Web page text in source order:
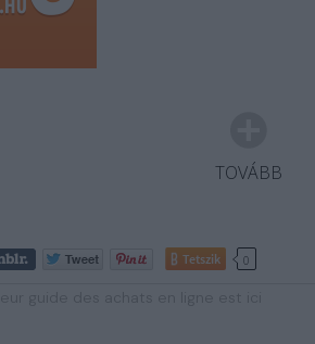
TOVÁBB
Tetszik 0